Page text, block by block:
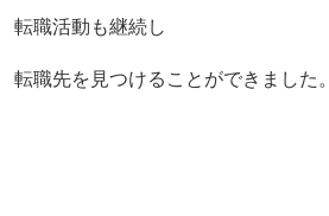
転職活動も継続し
転職先を見つけることができました。